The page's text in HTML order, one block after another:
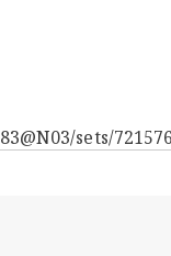
sets/